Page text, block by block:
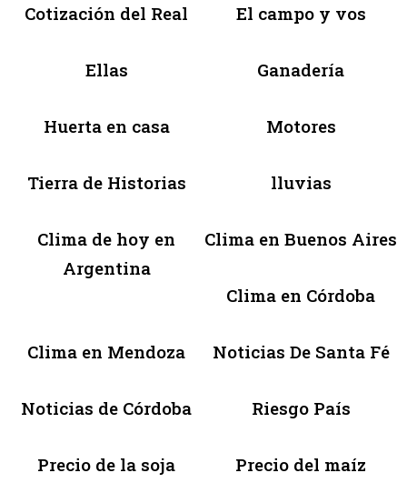
Cotización del Real El campo y vos
Ellas Ganadería
Huerta en casa Motores
Tierra de Historias lluvias
Clima de hoy en
Argentina
Clima en Buenos Aires
Clima en Córdoba
Clima en Mendoza Noticias De Santa Fé
Noticias de Córdoba Riesgo País
Precio de la soja Precio del maíz